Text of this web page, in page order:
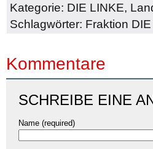
Kategorie: DIE LINKE,
Schlagwörter: Fraktion
Kommentare
SCHREIBE EINE
Name (required)